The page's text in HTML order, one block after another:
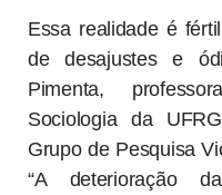
Essa realidade é
de desajustes e
Pimenta,
Sociologia da
Grupo de Pesquisa
“A deterioração